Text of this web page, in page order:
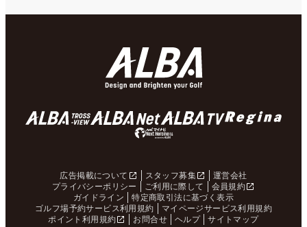
広告掲載について スタッフ募集
運営会社
プライバシーポリシー
ご利用に際して
会員規約
ガイドライン
特定商取引法に基づく表示
ゴルフ場予約サービス利用規約
マイページサービス利用規約
ポイント利用規約
お問合せ ヘルプ サイトマップ